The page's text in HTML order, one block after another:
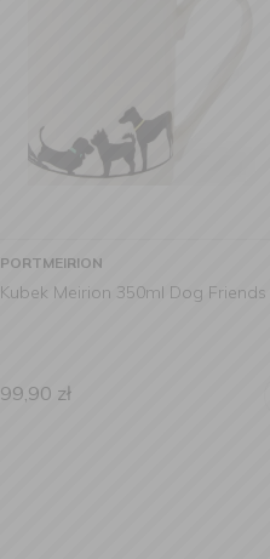
PORTMEIRION
Kubek Meirion 350ml Dog Friends
99,90 zł